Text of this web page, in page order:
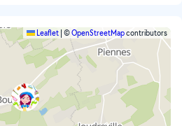
Leaflet ©OpenStreetMapcontributors